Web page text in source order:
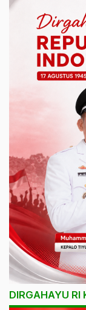
DIRGAHAYU